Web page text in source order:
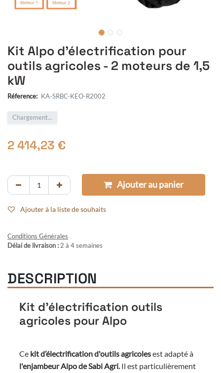
Kit Alpo d'électrification pour
outils agricoles - 2 moteurs de 1,5
kW
Réference: KA-SRBC-KEO-R2002
Chargement...
2 414,23 €
Ajouter au panier
Ajouter à la liste de souhaits
Conditions Générales
Délai de livraison : 2 à 4 semaines
DESCRIPTION
Kit d'électrification outils
agricoles pour Alpo
Ce kit d’électrification d'outils agricolesest adapté à
l'enjambeur Alpo de Sabi Agri.Il est particulièrement